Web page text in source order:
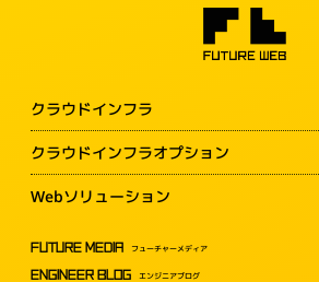
クラウドインフラ
クラウドインフラオプション
Webソリューション
FUTURE MEDIA フューチャーメディア
ENGINEER BLOG エンジニアブログ